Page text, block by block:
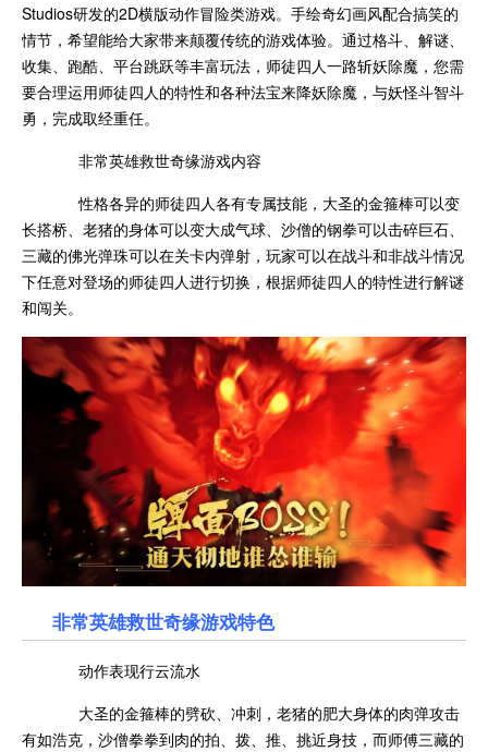
Studios研发的2D横版动作冒险类游戏。手绘奇幻画风配合搞笑的
情节，希望能给大家带来颠覆传统的游戏体验。通过格斗、解谜、
收集、跑酷、平台跳跃等丰富玩法，师徒四人一路斩妖除魔，您需
要合理运用师徒四人的特性和各种法宝来降妖除魔，与妖怪斗智斗
勇，完成取经重任。
非常英雄救世奇缘游戏内容
性格各异的师徒四人各有专属技能，大圣的金箍棒可以变
长搭桥、老猪的身体可以变大成气球、沙僧的钢拳可以击碎巨石、
三藏的佛光弹珠可以在关卡内弹射，玩家可以在战斗和非战斗情况
下任意对登场的师徒四人进行切换，根据师徒四人的特性进行解谜
和闯关。
非常英雄救世奇缘游戏特色
动作表现行云流水
大圣的金箍棒的劈砍、冲刺，老猪的肥大身体的肉弹攻击
有如浩克，沙僧拳拳到肉的拍、拨、推、挑近身技，而师傅三藏的